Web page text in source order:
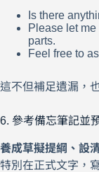
Is there
Please let
parts.
Feel free to
這不但補足遺漏，
6. 參考備忘筆記並
養成草擬提綱、設
特別在正式文字，